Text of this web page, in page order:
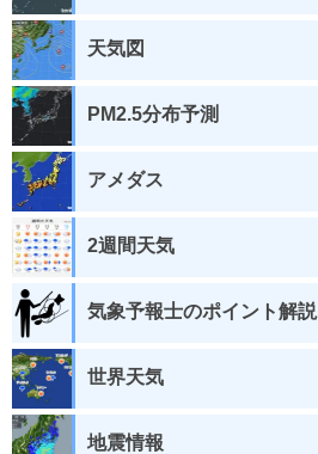
天気図
PM2.5分布予測
アメダス
2週間天気
気象予報士のポイント解説
世界天気
地震情報